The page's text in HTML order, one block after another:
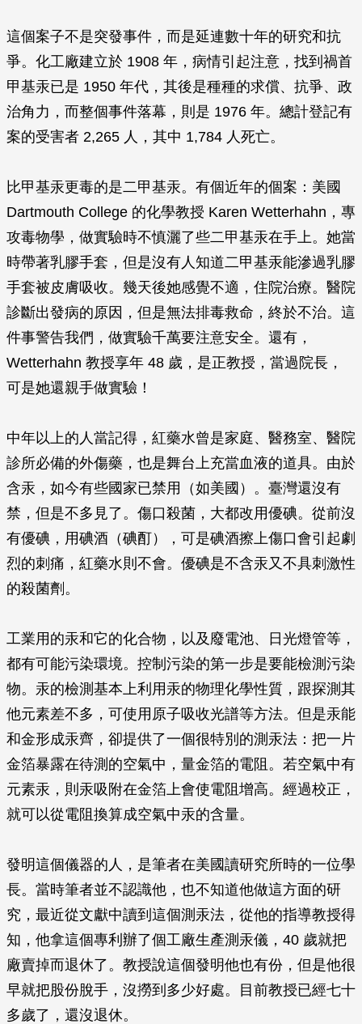
這個案子不是突發事件，而是延連數十年的研究和抗
爭。化工廠建立於 1908 年，病情引起注意，找到禍首
甲基汞已是 1950 年代，其後是種種的求償、抗爭、政
治角力，而整個事件落幕，則是 1976 年。總計登記有
案的受害者 2,265 人，其中 1,784 人死亡。
比甲基汞更毒的是二甲基汞。有個近年的個案：美國
Dartmouth College 的化學教授 Karen Wetterhahn，專
攻毒物學，做實驗時不慎灑了些二甲基汞在手上。她當
時帶著乳膠手套，但是沒有人知道二甲基汞能滲過乳膠
手套被皮膚吸收。幾天後她感覺不適，住院治療。醫院
診斷出發病的原因，但是無法排毒救命，終於不治。這
件事警告我們，做實驗千萬要注意安全。還有，
Wetterhahn 教授享年 48 歲，是正教授，當過院長，
可是她還親手做實驗！
中年以上的人當記得，紅藥水曾是家庭、醫務室、醫院
診所必備的外傷藥，也是舞台上充當血液的道具。由於
含汞，如今有些國家已禁用（如美國）。臺灣還沒有
禁，但是不多見了。傷口殺菌，大都改用優碘。從前沒
有優碘，用碘酒（碘酊），可是碘酒擦上傷口會引起劇
烈的刺痛，紅藥水則不會。優碘是不含汞又不具刺激性
的殺菌劑。
工業用的汞和它的化合物，以及廢電池、日光燈管等，
都有可能污染環境。控制污染的第一步是要能檢測污染
物。汞的檢測基本上利用汞的物理化學性質，跟探測其
他元素差不多，可使用原子吸收光譜等方法。但是汞能
和金形成汞齊，卻提供了一個很特別的測汞法：把一片
金箔暴露在待測的空氣中，量金箔的電阻。若空氣中有
元素汞，則汞吸附在金箔上會使電阻增高。經過校正，
就可以從電阻換算成空氣中汞的含量。
發明這個儀器的人，是筆者在美國讀研究所時的一位學
長。當時筆者並不認識他，也不知道他做這方面的研
究，最近從文獻中讀到這個測汞法，從他的指導教授得
知，他拿這個專利辦了個工廠生產測汞儀，40 歲就把
廠賣掉而退休了。教授說這個發明他也有份，但是他很
早就把股份脫手，沒撈到多少好處。目前教授已經七十
多歲了，還沒退休。